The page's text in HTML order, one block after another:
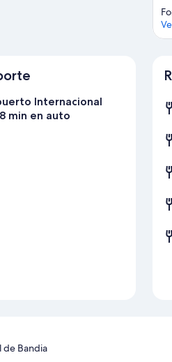
Internacional
min en auto
de Bandia